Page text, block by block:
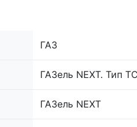
ГАЗ
ГАЗель NEXT. Тип
ГАЗель NEXT